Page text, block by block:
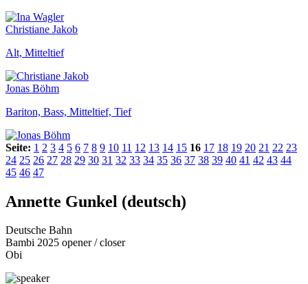
Christiane Jakob
Alt, Mitteltief
Jonas Böhm
Bariton, Bass, Mitteltief, Tief
Seite: 1 2 3 4 5 6 7 8 9 10 11 12 13 14 15 16 17 18 19 20 21 22 23
24 25 26 27 28 29 30 31 32 33 34 35 36 37 38 39 40 41 42 43 44
45 46 47
Annette Gunkel (deutsch)
Deutsche Bahn
Bambi 2025 opener / closer
Obi